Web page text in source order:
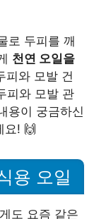
로 두피를 깨
천연 오일을
피와 모발 건
피와 모발 관
용이 궁금하신
요! 🙌
용 오일
도 요즘 같은